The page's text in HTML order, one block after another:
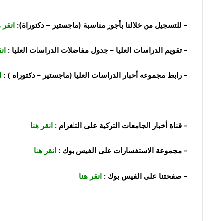
– للتسجيل من خلالنا بأجور مناسبة (ماجستير – دكتوراة): انقر
– تقويم الدراسات العليا – جدول مفاضلات الدراسات العليا :
– رابط مجموعة أخبار الدراسات العليا (ماجستير – دكتوراة ) :
– قناة أخبار الجامعات التركية على التلغرام : انقر هنا
– مجموعة الاستفسارات على الفيس بوك : انقر هنا
– صفحتنا على الفيس بوك : انقر هنا